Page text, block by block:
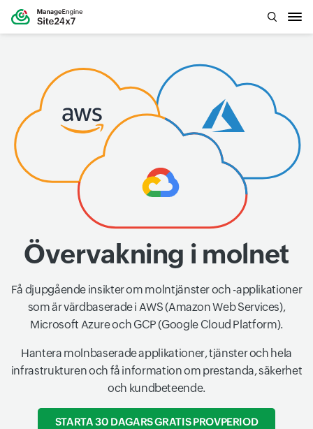
Övervakning i molnet
Få djupgående insikter om molntjänster och -applikationer
som är värdbaserade i AWS (Amazon Web Services),
Microsoft Azure och GCP (Google Cloud Platform).
Hantera molnbaserade applikationer, tjänster och hela
infrastrukturen och få information om prestanda, säkerhet
och kundbeteende.
STARTA 30 DAGARS GRATIS PROVPERIOD